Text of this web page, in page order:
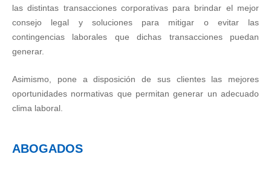
las distintas transacciones corporativas para brindar el mejor
consejo legal y soluciones para mitigar o evitar las
contingencias laborales que dichas transacciones puedan
generar.
Asimismo, pone a disposición de sus clientes las mejores
oportunidades normativas que permitan generar un adecuado
clima laboral.
ABOGADOS